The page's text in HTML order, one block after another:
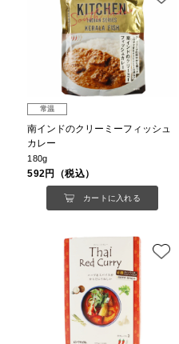
常温
南インドのクリーミーフィッシュ
カレー
180g
592円（税込）
カートに入れる